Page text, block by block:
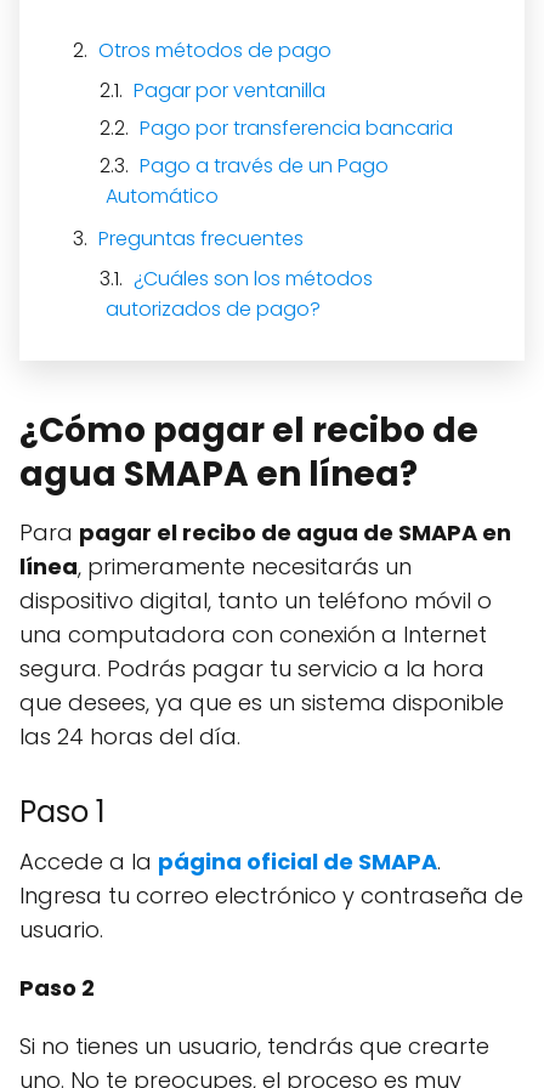
Otros métodos de pago
Pagar por ventanilla
Pago por transferencia bancaria
Pago a través de un Pago
Automático
Preguntas frecuentes
¿Cuáles son los métodos
autorizados de pago?
¿Cómo pagar el recibo de
agua SMAPA en línea?
Para pagar el recibo de agua de SMAPA en
línea, primeramente necesitarás un
dispositivo digital, tanto un teléfono móvil o
una computadora con conexión a Internet
segura. Podrás pagar tu servicio a la hora
que desees, ya que es un sistema disponible
las 24 horas del día.
Paso 1
Accede a la página oficial de SMAPA.
Ingresa tu correo electrónico y contraseña de
usuario.
Paso 2
Si no tienes un usuario, tendrás que crearte
uno. No te preocupes, el proceso es muy